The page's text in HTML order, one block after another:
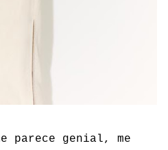
parece genial, me